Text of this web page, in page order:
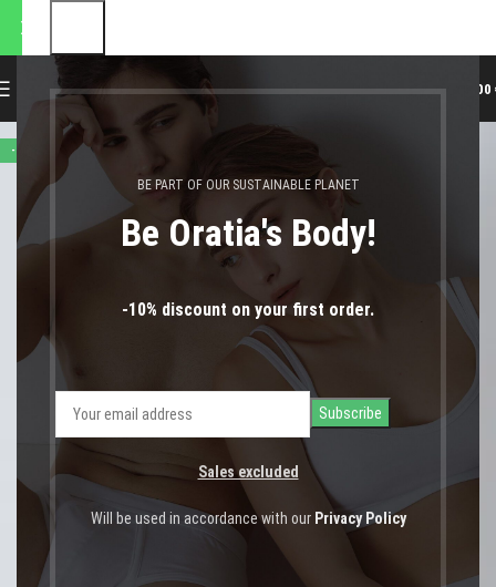
BE PART OF OUR SUSTAINABLE PLANET
Be Oratia's Body!
-10% discount on your first order.
Sales excluded
Will be used in accordance with our Privacy Policy
MENU 0,00
-41%
θα